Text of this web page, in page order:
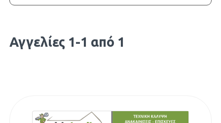
Αγγελίες 1-1 από 1
Διαφήμιση